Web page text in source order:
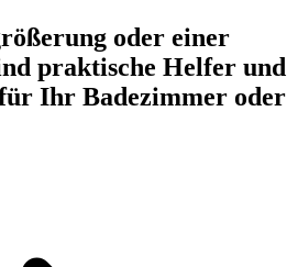
oder einer
praktische Helfer und
Ihr Badezimmer oder